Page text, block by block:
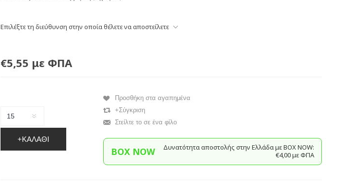
Επιλέξτε τη διεύθυνση στην οποία θέλετε να αποστείλετε
€5,55 με ΦΠΑ
+ΚΑΛΆΘΙ
Προσθήκη στα αγαπημένα
+Σύγκριση
Στείλτε το σε ένα φίλο
BOX NOW
Δυνατότητα αποστολής στην Ελλάδα με BΟΧ ΝOW:
€4,00 με ΦΠΑ